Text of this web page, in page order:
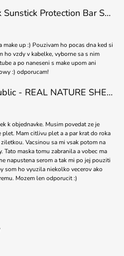
Abib - Quick Sunstick Protection Bar SPF50+ PA++++ 22g
je 5 z 5 hviezdičiek.
up :) Pouzivam ho pocas dna ked si
ho vzdy v kabelke, vyborne sa s nim
a po naneseni s make upom ani
:) odporucam!
Nature Republic - REAL NATURE SHEET MASK TEA TREE 23ml
je 5 z 5 hviezdičiek.
k objednavke. Musim povedat ze je
Mam citlivu plet a a par krat do roka
Vacsinou sa mi vsak potom na
Tato maska tomu zabranila a vobec ma
napustena serom a tak mi po jej pouziti
som ho vyuzila niekolko vecerov ako
Mozem len odporucit :)